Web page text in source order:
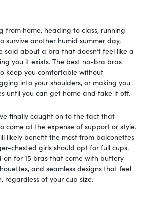
from home, heading to class, running
survive another humid summer day,
said about a bra that doesn’t feel like a
you it exists. The best no-bra bras
keep you comfortable without
into your shoulders, or making you
until you can get home and take it off.
finally caught on to the fact that
come at the expense of support or style.
likely benefit the most from balconettes
chested girls should opt for full cups.
on for 15 bras that come with buttery
and seamless designs that feel
regardless of your cup size.